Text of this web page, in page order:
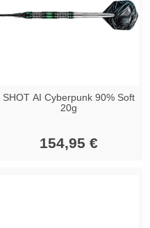
SHOT AI Cyberpunk 90% Soft
20g
154,95 €